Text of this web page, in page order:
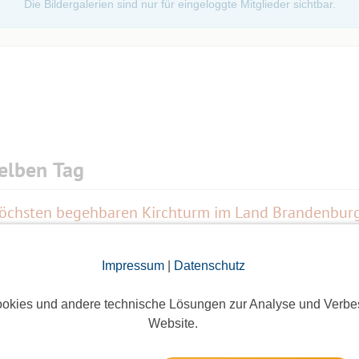
Impressum| Datenschutz
und andere technische Lösungen zur Analyse und
Website.
Die Bildergalerien sind nur für eingeloggte Mitglieder sichtbar.
Tag
begehbaren Kirchturm im Land